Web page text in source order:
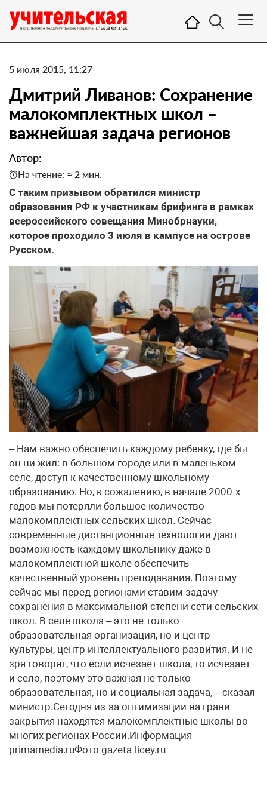
5 июля 2015, 11:27
Дмитрий Ливанов: Сохранение
малокомплектных школ –
важнейшая задача регионов
Автор:
На чтение: ≈ 2 мин.
С таким призывом обратился министр
образования РФ к участникам брифинга в рамках
всероссийского совещания Минобрнауки,
которое проходило 3 июля в кампусе на острове
Русском.
– Нам важно обеспечить каждому ребенку, где бы
он ни жил: в большом городе или в маленьком
селе, доступ к качественному школьному
образованию. Но, к сожалению, в начале 2000-х
годов мы потеряли большое количество
малокомплектных сельских школ. Сейчас
современные дистанционные технологии дают
возможность каждому школьнику даже в
малокомплектной школе обеспечить
качественный уровень преподавания. Поэтому
сейчас мы перед регионами ставим задачу
сохранения в максимальной степени сети сельских
школ. В селе школа – это не только
образовательная организация, но и центр
культуры, центр интеллектуального развития. И не
зря говорят, что если исчезает школа, то исчезает
и село, поэтому это важная не только
образовательная, но и социальная задача, – сказал
министр.Сегодня из-за оптимизации на грани
закрытия находятся малокомплектные школы во
многих регионах России.Информация
primamedia.ruФото gazeta-licey.ru